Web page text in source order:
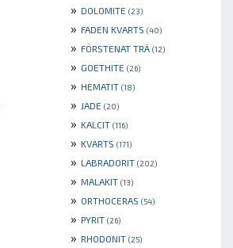
» DOLOMITE (23)
» FADEN KVARTS (40)
» FÖRSTENAT TRÄ (12)
» GOETHITE (26)
» HEMATIT (18)
» JADE (20)
» KALCIT (116)
» KVARTS (171)
» LABRADORIT (202)
» MALAKIT (13)
» ORTHOCERAS (54)
» PYRIT (26)
» RHODONIT (25)